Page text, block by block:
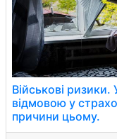
Військові ризики.
відмовою у
причини цьому.